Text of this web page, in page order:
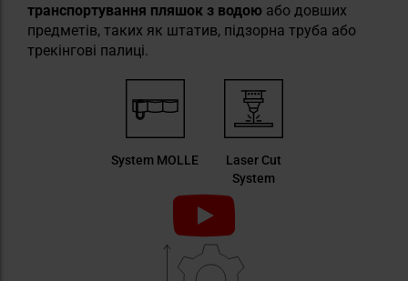
транспортування пляшок з водою або довших
предметів, таких як штатив, підзорна труба або
трекінгові палиці.
System MOLLE
Laser Cut
System